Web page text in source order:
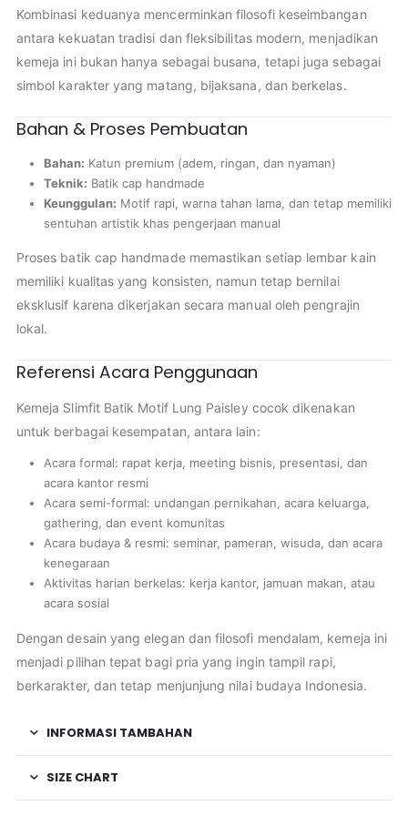
Kombinasi keduanya mencerminkan filosofi keseimbangan
antara kekuatan tradisi dan fleksibilitas modern, menjadikan
kemeja ini bukan hanya sebagai busana, tetapi juga sebagai
simbol karakter yang matang, bijaksana, dan berkelas.
Bahan & Proses Pembuatan
Bahan: Katun premium (adem, ringan, dan nyaman)
Teknik: Batik cap handmade
Keunggulan: Motif rapi, warna tahan lama, dan tetap memiliki
sentuhan artistik khas pengerjaan manual
Proses batik cap handmade memastikan setiap lembar kain
memiliki kualitas yang konsisten, namun tetap bernilai
eksklusif karena dikerjakan secara manual oleh pengrajin
lokal.
Referensi Acara Penggunaan
Kemeja Slimfit Batik Motif Lung Paisley cocok dikenakan
untuk berbagai kesempatan, antara lain:
Acara formal: rapat kerja, meeting bisnis, presentasi, dan
acara kantor resmi
Acara semi-formal: undangan pernikahan, acara keluarga,
gathering, dan event komunitas
Acara budaya & resmi: seminar, pameran, wisuda, dan acara
kenegaraan
Aktivitas harian berkelas: kerja kantor, jamuan makan, atau
acara sosial
Dengan desain yang elegan dan filosofi mendalam, kemeja ini
menjadi pilihan tepat bagi pria yang ingin tampil rapi,
berkarakter, dan tetap menjunjung nilai budaya Indonesia.
INFORMASI TAMBAHAN
SIZE CHART